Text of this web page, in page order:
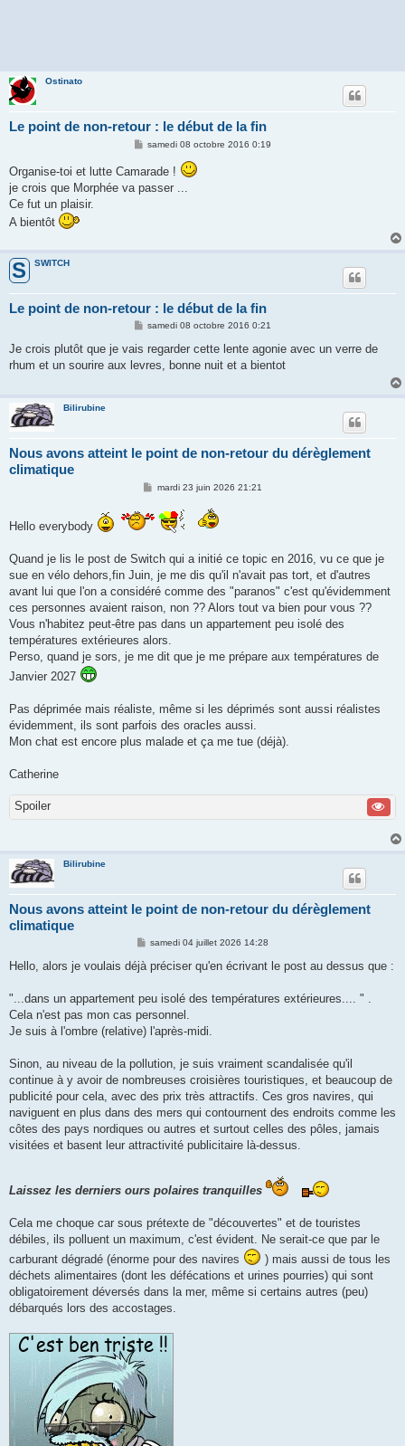
Ostinato
Le point de non-retour : le début de la fin
M
s
a
samedi 08 octobre 2016 0:19
Organise-toi et lutte Camarade !
je crois que Morphée va passer ...
Ce fut un plaisir.
A bientôt
S SWITCH
Le point de non-retour : le début de la fin
M
s
a
samedi 08 octobre 2016 0:21
Je crois plutôt que je vais regarder cette lente agonie avec un verre de
rhum et un sourire aux levres, bonne nuit et a bientot
Bilirubine
Nous avons atteint le point de non-retour du dérèglement
climatique
M
s
mardi 23 juin 2026 21:21
Hello everybody
Quand je lis le post de Switch qui a initié ce topic en 2016, vu ce que je
sue en vélo dehors,fin Juin, je me dis qu'il n'avait pas tort, et d'autres
avant lui que l'on a considéré comme des "paranos" c'est qu'évidemment
ces personnes avaient raison, non ?? Alors tout va bien pour vous ??
Vous n'habitez peut-être pas dans un appartement peu isolé des
températures extérieures alors.
Perso, quand je sors, je me dit que je me prépare aux températures de
Janvier 2027
Pas déprimée mais réaliste, même si les déprimés sont aussi réalistes
évidemment, ils sont parfois des oracles aussi.
Mon chat est encore plus malade et ça me tue (déjà).
Catherine
Spoiler
Bilirubine
Nous avons atteint le point de non-retour du dérèglement
climatique
M
s
s
g
samedi 04 juillet 2026 14:28
Hello, alors je voulais déjà préciser qu'en écrivant le post au dessus que :
"...dans un appartement peu isolé des températures extérieures.... " .
Cela n'est pas mon cas personnel.
Je suis à l'ombre (relative) l'après-midi.
Sinon, au niveau de la pollution, je suis vraiment scandalisée qu'il
continue à y avoir de nombreuses croisières touristiques, et beaucoup de
publicité pour cela, avec des prix très attractifs. Ces gros navires, qui
naviguent en plus dans des mers qui contournent des endroits comme les
côtes des pays nordiques ou autres et surtout celles des pôles, jamais
visitées et basent leur attractivité publicitaire là-dessus.
Laissez les derniers ours polaires tranquilles
Cela me choque car sous prétexte de "découvertes" et de touristes
débiles, ils polluent un maximum, c'est évident. Ne serait-ce que par le
carburant dégradé (énorme pour des navires
) mais aussi de tous les
déchets alimentaires (dont les défécations et urines pourries) qui sont
obligatoirement déversés dans la mer, même si certains autres (peu)
débarqués lors des accostages.